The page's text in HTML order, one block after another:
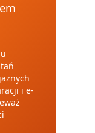
i e-